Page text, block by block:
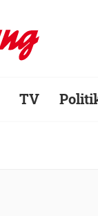
TV